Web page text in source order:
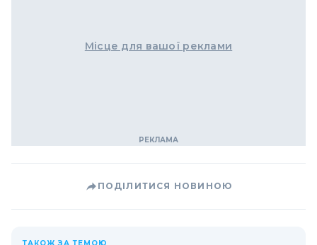
Місце для вашої реклами
ПОДІЛИТИСЯ НОВИНОЮ
ТАКОЖ ЗА ТЕМОЮ